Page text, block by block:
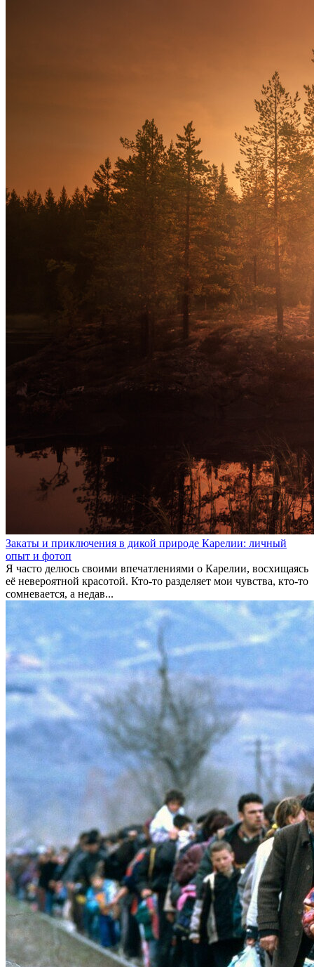
Закаты и приключения в дикой природе Карелии: личный
опыт и фотоп
Я часто делюсь своими впечатлениями о Карелии, восхищаясь
её невероятной красотой. Кто-то разделяет мои чувства, кто-то
сомневается, а недав...